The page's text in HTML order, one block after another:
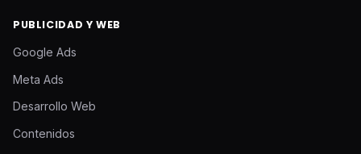
PUBLICIDAD Y WEB
Google Ads
Meta Ads
Desarrollo Web
Contenidos